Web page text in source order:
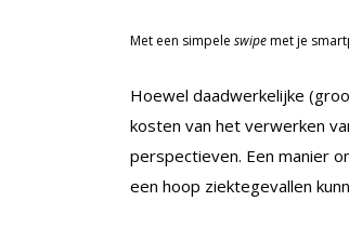
Met een simpele swipemet je
Hoewel daadwerkelijke
kosten van het verwerken
perspectieven. Een manier
een hoop ziektegevallen